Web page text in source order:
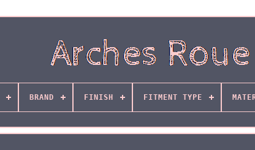
BRAND FINISH FITMENT TYPE